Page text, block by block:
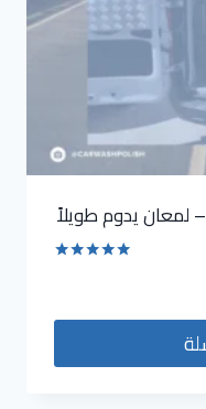
لمعان يدوم طويلاً